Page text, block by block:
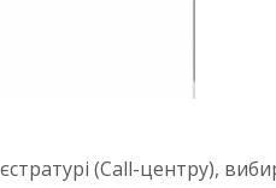
(Call-центру),